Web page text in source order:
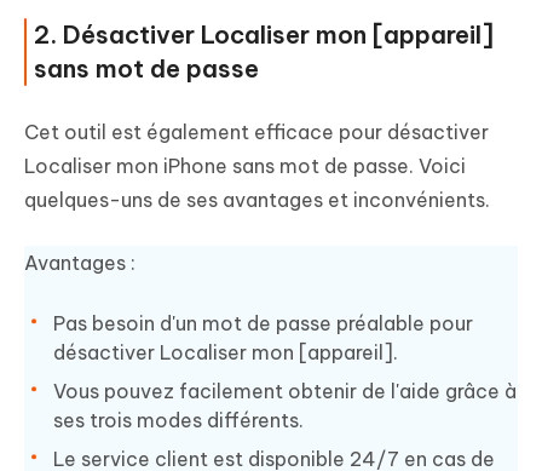
2. Désactiver Localiser mon [appareil]
sans mot de passe
Cet outil est également efficace pour désactiver
Localiser mon iPhone sans mot de passe. Voici
quelques-uns de ses avantages et inconvénients.
Avantages :
Pas besoin d'un mot de passe préalable pour
désactiver Localiser mon [appareil].
Vous pouvez facilement obtenir de l'aide grâce à
ses trois modes différents.
Le service client est disponible 24/7 en cas de